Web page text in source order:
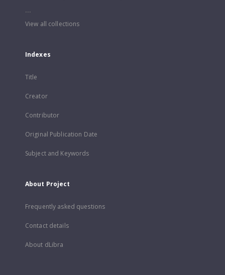
...
View all collections
Indexes
Title
Creator
Contributor
Original Publication Date
Subject and Keywords
About Project
Frequently asked questions
Contact details
About dLibra